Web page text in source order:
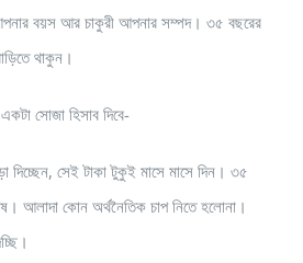
বয়স আর চাকুরী আপনার সম্পদ। ৩৫ বছরের
থাকুন।
সোজা হিসাব দিবে-
দিচ্ছেন, সেই টাকা টুকুই মাসে মাসে দিন। ৩৫
আলাদা কোন অর্থনৈতিক চাপ নিতে হলোনা।